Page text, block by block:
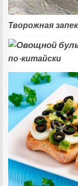
Творожная
по-китайски